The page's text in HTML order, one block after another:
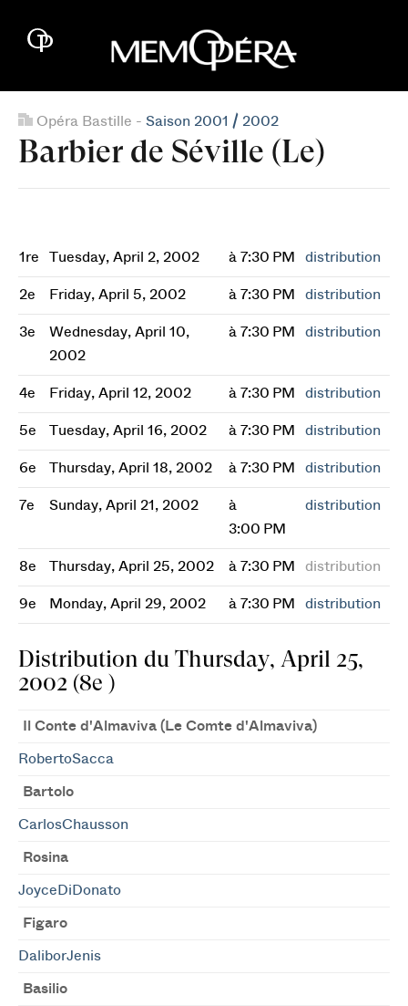
Opéra Bastille - Saison 2001 / 2002
Barbier de Séville (Le)
1re Tuesday, April 2, 2002 à 7:30 PM distribution
2e Friday, April 5, 2002 à 7:30 PM distribution
3e
Wednesday, April 10,
2002
à 7:30 PM distribution
4e Friday, April 12, 2002 à 7:30 PM distribution
5e Tuesday, April 16, 2002 à 7:30 PM distribution
6e Thursday, April 18, 2002 à 7:30 PM distribution
7e Sunday, April 21, 2002
à
3:00 PM
distribution
8e Thursday, April 25, 2002 à 7:30 PM distribution
9e Monday, April 29, 2002 à 7:30 PM distribution
Distribution du Thursday, April 25,
2002 (8e )
Il Conte d'Almaviva (Le Comte d'Almaviva)
RobertoSacca
Bartolo
CarlosChausson
Rosina
JoyceDiDonato
Figaro
DaliborJenis
Basilio